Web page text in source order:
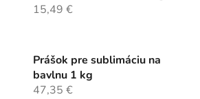
15,49 €
Prášok pre sublimáciu na
bavlnu 1 kg
47,35 €